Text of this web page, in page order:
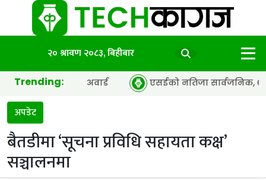
२० श्रावण २०८३, बिहीबार
Trending:
द इयर’ अवार्ड एसईको नतिजा सार्वजनिक, ६५.९८ प्रतिशत
अपडेट
बैतडीमा ‘सूचना प्रविधि सहायता कक्ष’
सञ्चालनमा